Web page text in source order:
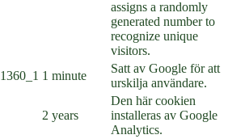
assigns a randomly
generated number to
recognize unique
visitors.
1 minute
Satt av Google för att
urskilja användare.
2 years
Den här cookien
installeras av Google
Analytics.